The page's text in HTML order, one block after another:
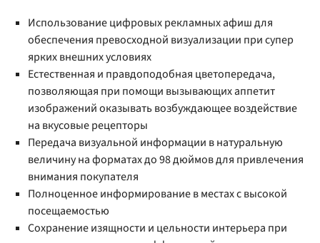
Использование цифровых рекламных афиш для
обеспечения превосходной визуализации при супер
ярких внешних условиях
Естественная и правдоподобная цветопередача,
позволяющая при помощи вызывающих аппетит
изображений оказывать возбуждающее воздействие
на вкусовые рецепторы
Передача визуальной информации в натуральную
величину на форматах до 98 дюймов для привлечения
внимания покупателя
Полноценное информирование в местах с высокой
посещаемостью
Сохранение изящности и цельности интерьера при